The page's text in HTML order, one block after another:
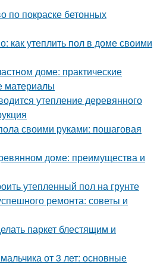
по покраске бетонных
как утеплить пол в доме своими
доме: практические
материалы
утепление деревянного
своими руками: пошаговая
доме: преимущества и
утепленный пол на грунте
ремонта: советы и
паркет блестящим и
от 3 лет: основные